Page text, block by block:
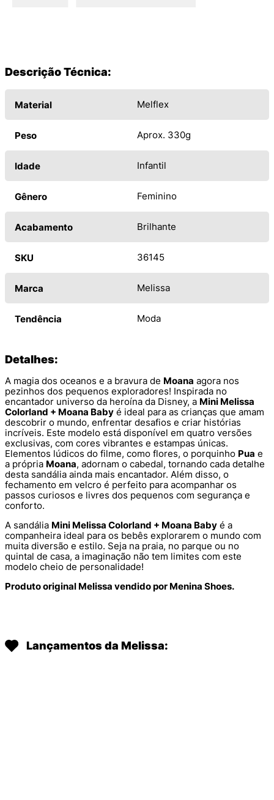
Descrição Técnica:
Material Melflex
Peso Aprox. 330g
Idade Infantil
Gênero Feminino
Acabamento Brilhante
SKU 36145
Marca Melissa
Tendência Moda
Detalhes:
A magia dos oceanos e a bravura de Moana agora nos
pezinhos dos pequenos exploradores! Inspirada no
encantador universo da heroína da Disney, a Mini Melissa
Colorland + Moana Baby é ideal para as crianças que amam
descobrir o mundo, enfrentar desafios e criar histórias
incríveis. Este modelo está disponível em quatro versões
exclusivas, com cores vibrantes e estampas únicas.
Elementos lúdicos do filme, como flores, o porquinho Pua e
a própria Moana, adornam o cabedal, tornando cada detalhe
desta sandália ainda mais encantador. Além disso, o
fechamento em velcro é perfeito para acompanhar os
passos curiosos e livres dos pequenos com segurança e
conforto.
A sandália Mini Melissa Colorland + Moana Baby é a
companheira ideal para os bebês explorarem o mundo com
muita diversão e estilo. Seja na praia, no parque ou no
quintal de casa, a imaginação não tem limites com este
modelo cheio de personalidade!
Produto original Melissa vendido por Menina Shoes.
Lançamentos da Melissa: